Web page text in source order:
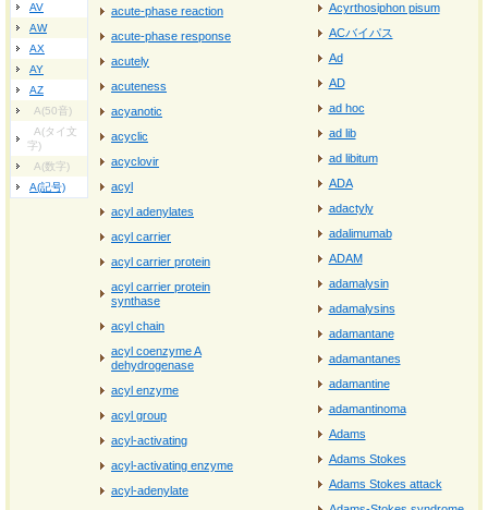
AV
AW
AX
AY
AZ
A(50音)
A(タイ文
字)
A(数字)
A(記号)
acute-phase reaction
acute-phase response
acutely
acuteness
acyanotic
acyclic
acyclovir
acyl
acyl adenylates
acyl carrier
acyl carrier protein
acyl carrier protein
synthase
acyl chain
acyl coenzyme A
dehydrogenase
acyl enzyme
acyl group
acyl-activating
acyl-activating enzyme
acyl-adenylate
Acyrthosiphon pisum
ACバイパス
Ad
AD
ad hoc
ad lib
ad libitum
ADA
adactyly
adalimumab
ADAM
adamalysin
adamalysins
adamantane
adamantanes
adamantine
adamantinoma
Adams
Adams Stokes
Adams Stokes attack